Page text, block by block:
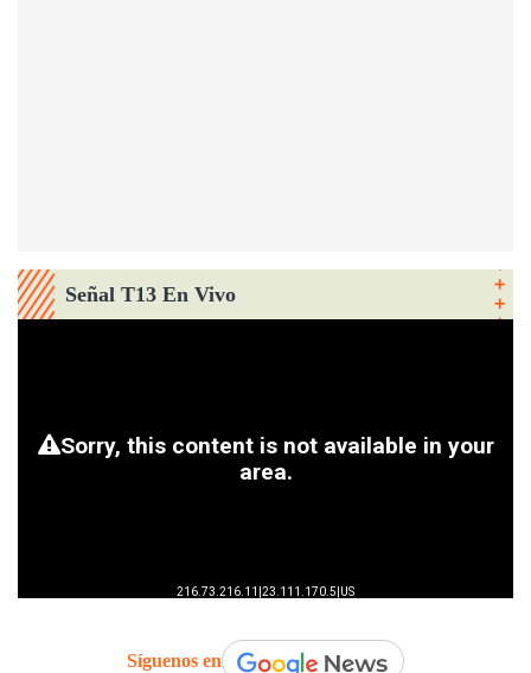
Señal T13 En Vivo
Síguenos en